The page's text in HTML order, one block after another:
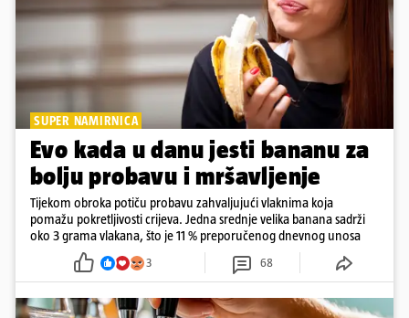
SUPER NAMIRNICA
Evo kada u danu jesti bananu za
bolju probavu i mršavljenje
Tijekom obroka potiču probavu zahvaljujući vlaknima koja
pomažu pokretljivosti crijeva. Jedna srednje velika banana sadrži
oko 3 grama vlakana, što je 11 % preporučenog dnevnog unosa
3 68